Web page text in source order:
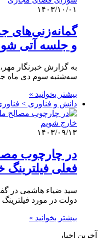
۱۴۰۳/۱۰/۰۱
گمانه‌زنی‌های
و جلسه آتی
به گزارش خبرنگار
سه‌شنبه سوم دی ماه
بیشتر بخوانید »
دانش و فناوری >
۱۴۰۳/۰۹/۱۳
در چارچوب
فعلی
سید ضیاء هاشمی در
دولت در مورد
بیشتر بخوانید »
آخرین اخبار